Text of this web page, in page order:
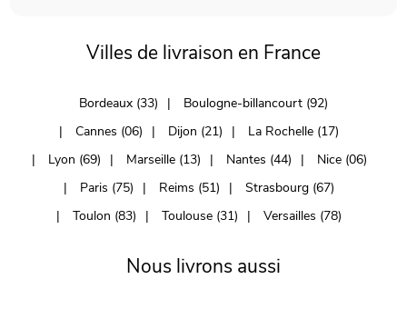
Villes de livraison en France
Bordeaux (33)
Boulogne-billancourt (92)
Cannes (06)
Dijon (21)
La Rochelle (17)
Lyon (69)
Marseille (13) Nantes (44)
Nice (06)
Paris (75)
Reims (51)
Strasbourg (67)
Toulon (83)
Toulouse (31) Versailles (78)
Nous livrons aussi